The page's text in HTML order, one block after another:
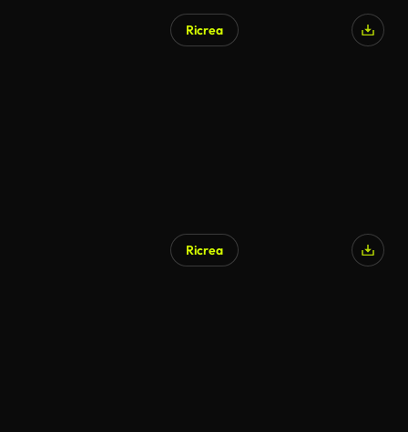
Ricrea
Ricrea